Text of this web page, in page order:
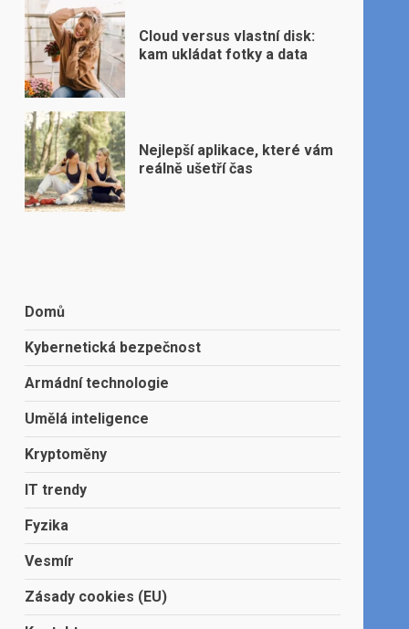
Cloud versus vlastní disk:
kam ukládat fotky a data
Nejlepší aplikace, které vám
reálně ušetří čas
Domů
Kybernetická bezpečnost
Armádní technologie
Umělá inteligence
Kryptoměny
IT trendy
Fyzika
Vesmír
Zásady cookies (EU)